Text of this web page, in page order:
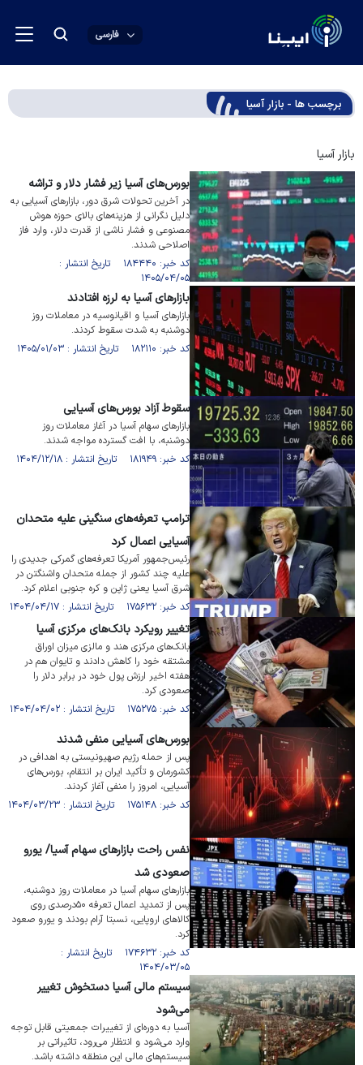
فارسی
برچسب ها - بازار آسیا
بازار آسیا
بورس‌های آسیا زیر فشار دلار و تراشه
در آخرین تحولات شرق دور، بازارهای آسیایی به
دلیل نگرانی از هزینه‌های بالای حوزه هوش
مصنوعی و فشار ناشی از قدرت دلار، وارد فاز
اصلاحی شدند.
کد خبر: ۱۸۴۴۴۰ تاریخ انتشار :
۱۴۰۵/۰۴/۰۵
بازار‌های آسیا به لرزه افتادند
بازار‌های آسیا و اقیانوسیه در معاملات روز
دوشنبه به شدت سقوط کردند.
کد خبر: ۱۸۲۱۱۰ تاریخ انتشار : ۱۴۰۵/۰۱/۰۳
سقوط آزاد بورس‌های آسیایی
بازار‌های سهام آسیا در آغاز معاملات روز
دوشنبه، با افت گسترده مواجه شدند.
کد خبر: ۱۸۱۹۴۹ تاریخ انتشار : ۱۴۰۴/۱۲/۱۸
ترامپ تعرفه‌های سنگینی علیه متحدان
آسیایی اعمال کرد
رئیس‌جمهور آمریکا تعرفه‌های گمرکی جدیدی را
علیه چند کشور از جمله متحدان واشنگتن در
شرق آسیا یعنی ژاپن و کره جنوبی اعلام کرد.
کد خبر: ۱۷۵۶۳۲ تاریخ انتشار : ۱۴۰۴/۰۴/۱۷
تغییر رویکرد بانک‌های مرکزی آسیا
بانک‌های مرکزی هند و مالزی میزان اوراق
مشتقه خود را کاهش دادند و تایوان هم در
هفته‌ اخیر ارزش پول خود در برابر دلار را
صعودی کرد.
کد خبر: ۱۷۵۲۷۵ تاریخ انتشار : ۱۴۰۴/۰۴/۰۲
بورس‌های آسیایی منفی شدند
پس از حمله رژیم‌ صهیونیستی به اهدافی در
کشورمان و تأکید ایران بر انتقام، بورس‌های
آسیایی، امروز را منفی آغاز کردند.
کد خبر: ۱۷۵۱۴۸ تاریخ انتشار : ۱۴۰۴/۰۳/۲۳
نفس راحت بازار‌های سهام آسیا/ یورو
صعودی شد
بازار‌های سهام آسیا در معاملات روز دوشنبه،
پس از تمدید اعمال تعرفه ۵۰درصدی روی
کالا‌های اروپایی، نسبتا آرام بودند و یورو صعود
کرد.
کد خبر: ۱۷۴۶۳۲ تاریخ انتشار :
۱۴۰۴/۰۳/۰۵
سیستم مالی آسیا دستخوش تغییر
می‌شود
آسیا به دوره‌ای از تغییرات جمعیتی قابل توجه
وارد می‌شود و انتظار می‌رود، تاثیراتی بر
سیستم‌های مالی این منطقه داشته باشد.